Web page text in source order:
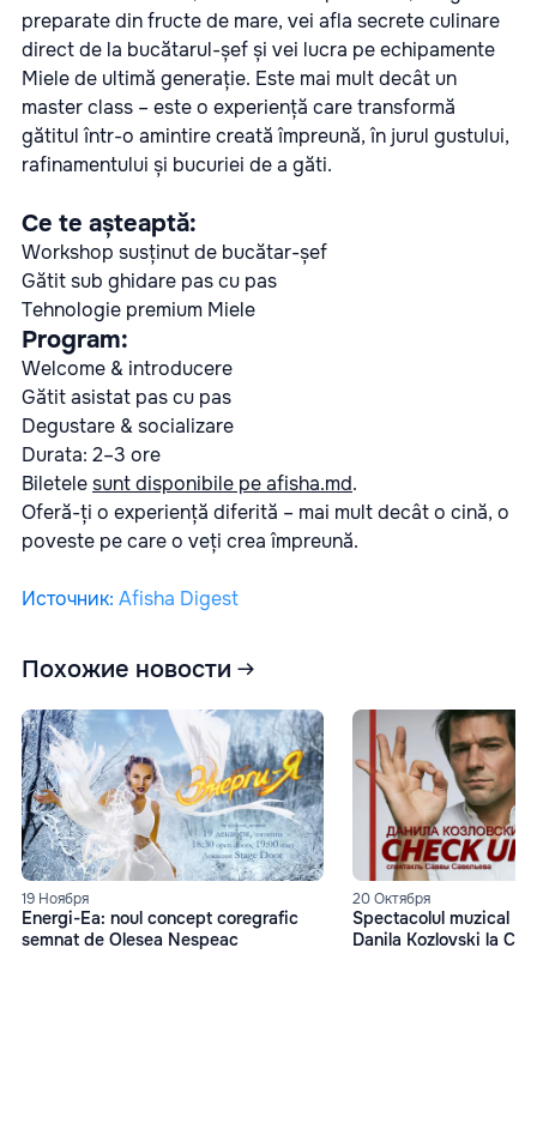
preparate din fructe de mare, vei afla secrete culinare
direct de la bucătarul-șef și vei lucra pe echipamente
Miele de ultimă generație. Este mai mult decât un
master class – este o experiență care transformă
gătitul într-o amintire creată împreună, în jurul gustului,
rafinamentului și bucuriei de a găti.
Ce te așteaptă:
Workshop susținut de bucătar-șef
Gătit sub ghidare pas cu pas
Tehnologie premium Miele
Program:
Welcome & introducere
Gătit asistat pas cu pas
Degustare & socializare
Durata: 2–3 ore
Biletelesunt disponibile pe afisha.md.
Oferă-ți o experiență diferită – mai mult decât o cină, o
poveste pe care o veți crea împreună.
Источник: Afisha Digest
Похожие новости
19 Ноября
Energi-Ea: noul concept coregrafic
semnat de Olesea Nespeac
20 Октября
Spectacolul muzical
Danila Kozlovski la